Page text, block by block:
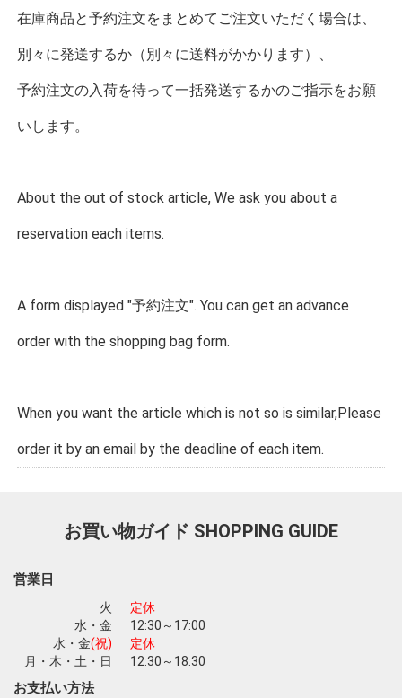
在庫商品と予約注文をまとめてご注文いただく場合は、
別々に発送するか（別々に送料がかかります）、
予約注文の入荷を待って一括発送するかのご指示をお願
いします。
About the out of stock article, We ask you about a
reservation each items.
A form displayed "予約注文". You can get an advance
order with the shopping bag form.
When you want the article which is not so is similar,Please
order it by an email by the deadline of each item.
お買い物ガイド SHOPPING GUIDE
営業日
火
定休
水・金
12:30～17:00
水・金(祝)
定休
月・木・土・日
12:30～18:30
お支払い方法